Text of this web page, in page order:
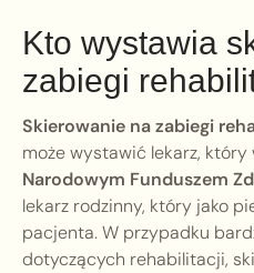
Kto wystawia
zabiegi
Skierowanie na zabiegi
może wystawić lekarz, który
Narodowym Funduszem
lekarz rodzinny, który jako
pacjenta. W przypadku
dotyczących rehabilitacji,